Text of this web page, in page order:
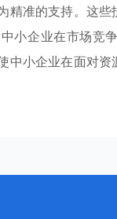
精准的支持。这
小企业在市场竞
中小企业在面对